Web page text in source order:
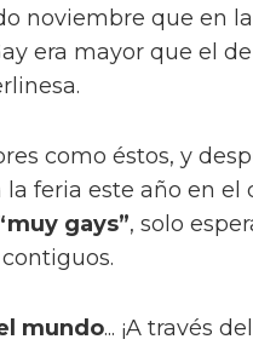
noviembre que en
era mayor que el
como éstos, y
la feria este año en el
gays”, solo
mundo... ¡A través